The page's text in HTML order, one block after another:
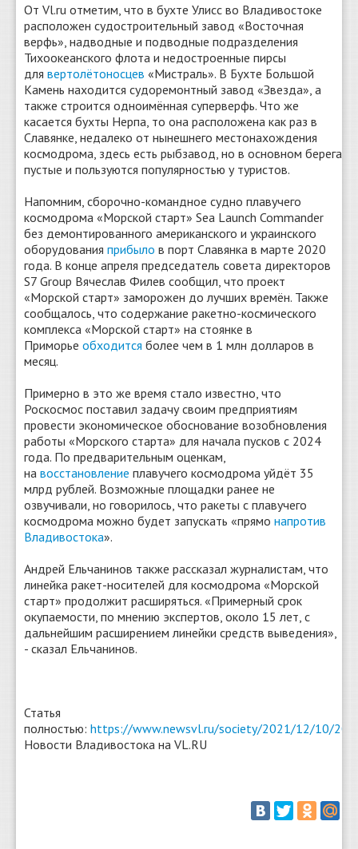
От Vl.ru отметим, что в бухте Улисс во Владивостоке
расположен судостроительный завод «Восточная
верфь», надводные и подводные подразделения
Тихоокеанского флота и недостроенные пирсы
для вертолётоносцев «Мистраль». В Бухте Большой
Камень находится судоремонтный завод «Звезда», а
также строится одноимённая суперверфь. Что же
касается бухты Нерпа, то она расположена как раз в
Славянке, недалеко от нынешнего местонахождения
космодрома, здесь есть рыбзавод, но в основном берега
пустые и пользуются популярностью у туристов.
Напомним, сборочно-командное судно плавучего
космодрома «Морской старт» Sea Launch Commander
без демонтированного американского и украинского
оборудования прибыло в порт Славянка в марте 2020
года. В конце апреля председатель совета директоров
S7 Group Вячеслав Филев сообщил, что проект
«Морской старт» заморожен до лучших времён. Также
сообщалось, что содержание ракетно-космического
комплекса «Морской старт» на стоянке в
Приморье обходится более чем в 1 млн долларов в
месяц.
Примерно в это же время стало известно, что
Роскосмос поставил задачу своим предприятиям
провести экономическое обоснование возобновления
работы «Морского старта» для начала пусков с 2024
года. По предварительным оценкам,
на восстановление плавучего космодрома уйдёт 35
млрд рублей. Возможные площадки ранее не
озвучивали, но говорилось, что ракеты с плавучего
космодрома можно будет запускать «прямо напротив
Владивостока».
Андрей Ельчанинов также рассказал журналистам, что
линейка ракет-носителей для космодрома «Морской
старт» продолжит расширяться. «Примерный срок
окупаемости, по мнению экспертов, около 15 лет, с
дальнейшим расширением линейки средств выведения»,
- сказал Ельчанинов.
Статья
полностью: https://www.newsvl.ru/society/2021/12/10/
Новости Владивостока на VL.RU